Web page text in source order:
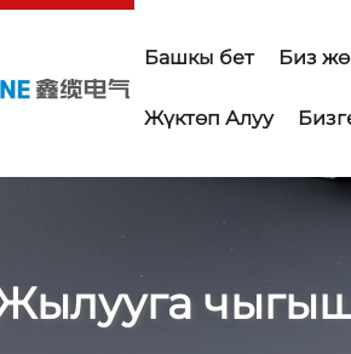
Башкы бет Биз
Жүктөп Алуу